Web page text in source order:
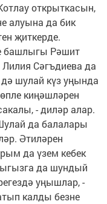
открыткасын,
алуына да бик
җиткерде.
башлыгы Рәшит
Сәгъдиева да
шулай күз уңында
киңәшләрен
- диләр алар.
да балалары
Әтиләрен
да үзем кебек
да шундый
уңышлар, -
калды безне